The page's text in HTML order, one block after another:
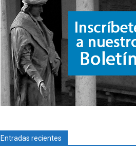
Entradas recientes